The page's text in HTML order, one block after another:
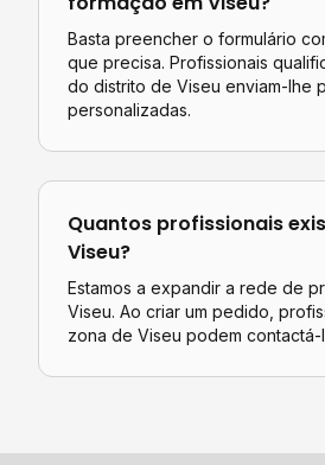
Basta preencher o formulário
que precisa. Profissionais
do distrito de Viseu enviam-lhe
personalizadas.
Quantos profissionais
Viseu?
Estamos a expandir a rede de
Viseu. Ao criar um pedido,
zona de Viseu podem contactá-